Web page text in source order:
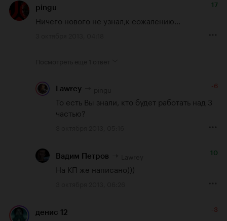
pingu 17
Ничего нового не узнал,к сожалению...
Lawrey -6
То есть Вы знали, кто будет работать над 3
частью?
Вадим Петров 10
На КП же написано)))
денис 12 -3